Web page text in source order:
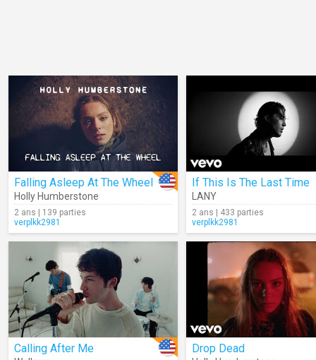
Falling Asleep At The Wheel
Holly Humberstone
2 ans | 139 parties
verplkk2981
If This Is The Last Time
LANY
2 ans | 433 parties
verplkk2981
Calling After Me Drop Dead